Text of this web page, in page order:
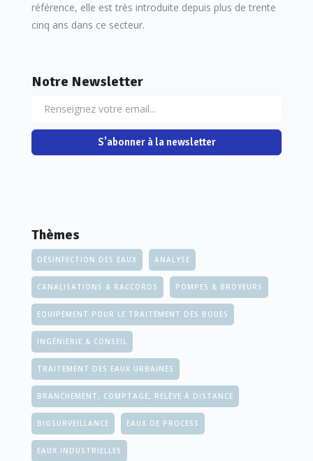
référence, elle est très introduite depuis plus de trente
cinq ans dans ce secteur.
Notre Newsletter
S'abonner à la newsletter
Thèmes
DÉSINFECTION DES EAUX ANALYSE
CANALISATIONS & RACCORDS POMPES & BROYEURS
EQUIPEMENT POUR LE TRAITEMENT DES BOUES
INGÉNIERIE & CONSEIL
TRAITEMENT DES EAUX URBAINES
BRANCHEMENT, COMPTAGE, RELÈVE À DISTANCE
BIOSURVEILLANCE EAUX DE PROCESS
EAUX INDUSTRIELLES